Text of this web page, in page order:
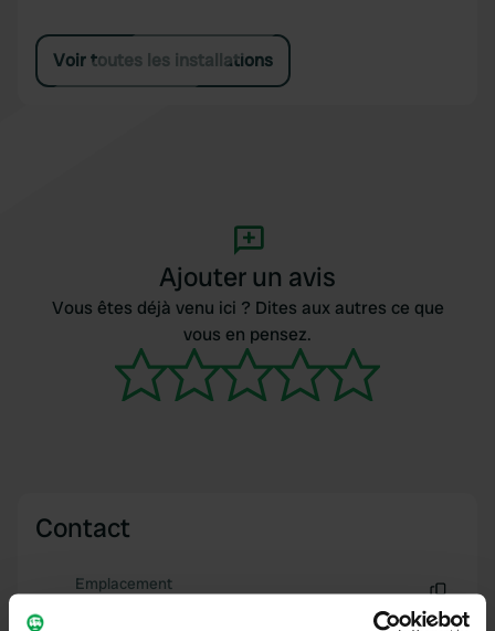
Voir toutes les installations
Ajouter un avis
Vous êtes déjà venu ici ? Dites aux autres ce que
vous en pensez.
Contact
Emplacement
Copie